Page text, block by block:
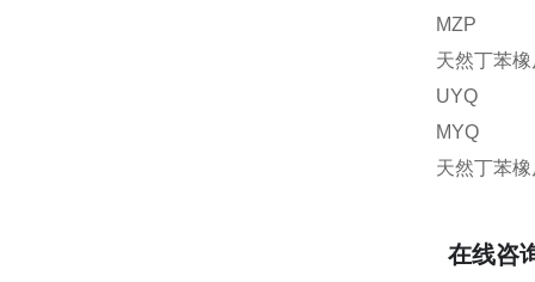
MZP
天然丁苯
UYQ
MYQ
天然丁苯
在线咨